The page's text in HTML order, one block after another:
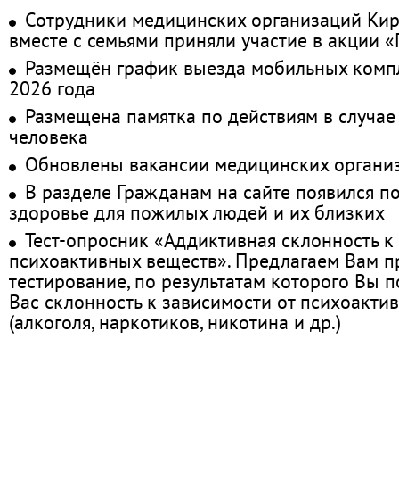
Сотрудники медицинских организаций
вместе с семьями приняли участие в акции
Размещён график выезда мобильных
2026 года
Размещена памятка по действиям в
человека
Обновлены вакансии медицинских
В разделе Гражданам на сайте появился
здоровье для пожилых людей и их близких
Тест-опросник «Аддиктивная склонность
психоактивных веществ». Предлагаем Вам
тестирование, по результатам которого Вы
Вас склонность к зависимости от
(алкоголя, наркотиков, никотина и др.)